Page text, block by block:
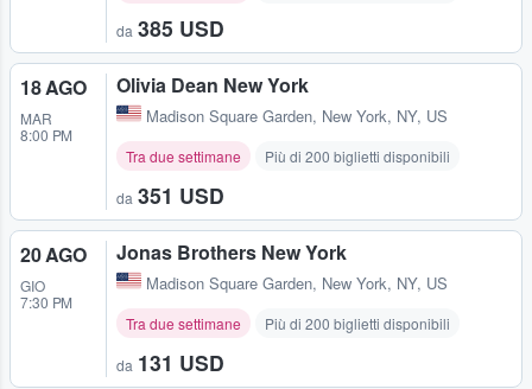
da 385 USD
18 AGO
MAR
8:00 PM
Olivia Dean New York
Madison Square Garden, New York, NY, US
Tra due settimane Più di 200 biglietti disponibili
da 351 USD
20 AGO
GIO
7:30 PM
Jonas Brothers New York
Madison Square Garden, New York, NY, US
Tra due settimane Più di 200 biglietti disponibili
da 131 USD